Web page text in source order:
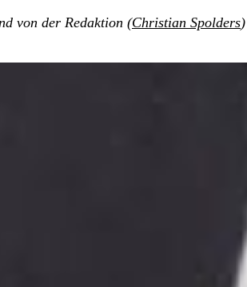
von der Redaktion (Christian Spolders